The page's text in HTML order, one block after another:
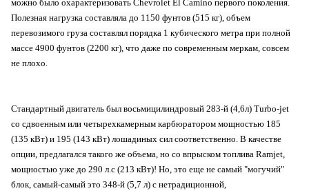
можно было охарактеризовать Chevrolet El Camino первого поколения.
Полезная нагрузка составляла до 1150 фунтов (515 кг), объем
перевозимого груза составлял порядка 1 кубического метра при полной
массе 4900 фунтов (2200 кг), что даже по современным меркам, совсем
не плохо.
Стандартный двигатель был восьмицилиндровый 283-й (4,6л) Turbo-jet
со сдвоенным или четырехкамерным карбюратором мощностью 185
(135 кВт) и 195 (143 кВт) лошадиных сил соответственно. В качестве
опции, предлагался такого же объема, но со впрыском топлива Ramjet,
мощностью уже до 290 л.с (213 кВт)! Но, это еще не самый "могучий"
блок, самый-самый это 348-й (5,7 л) с нетрадиционной,